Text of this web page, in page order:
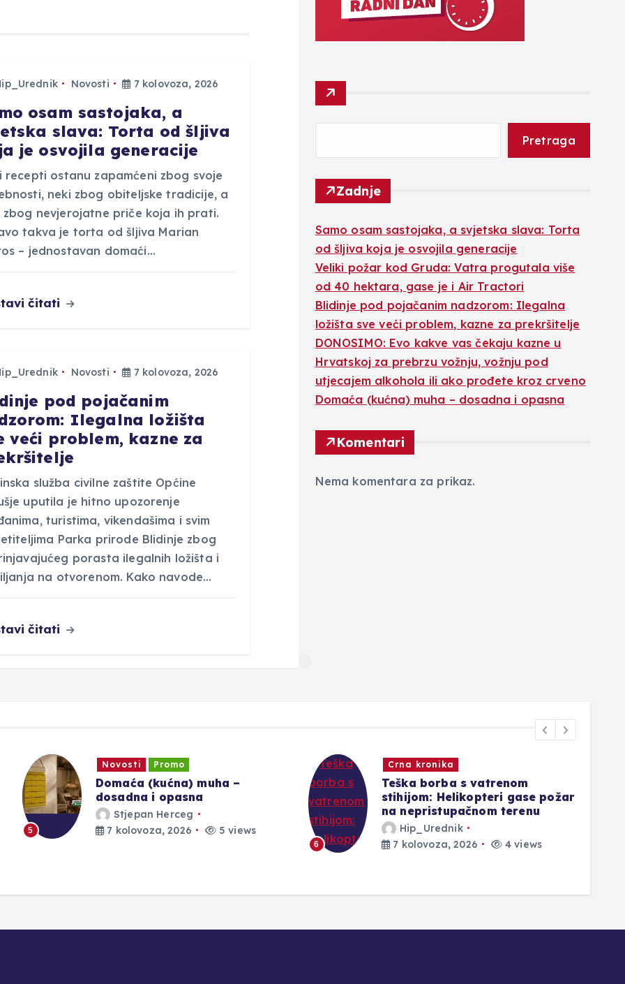
Novosti 7 kolovoza, 2026
osam sastojaka, a
slava: Torta od šljiva
je osvojila generacije
recepti ostanu zapamćeni zbog svoje
neki zbog obiteljske tradicije, a
zbog nevjerojatne priče koja ih prati.
takva je torta od šljiva Marian
– jednostavan domaći…
čitati
Novosti 7 kolovoza, 2026
pod pojačanim
Ilegalna ložišta
veći problem, kazne za
služba civilne zaštite Općine
uputila je hitno upozorenje
turistima, vikendašima i svim
Parka prirode Blidinje zbog
porasta ilegalnih ložišta i
na otvorenom. Kako navode…
čitati
Pretraga
Zadnje
Samo osam sastojaka, a svjetska slava: Torta
od šljiva koja je osvojila generacije
Veliki požar kod Gruda: Vatra progutala više
od 40 hektara, gase je i Air Tractori
Blidinje pod pojačanim nadzorom: Ilegalna
ložišta sve veći problem, kazne za prekršitelje
DONOSIMO: Evo kakve vas čekaju kazne u
Hrvatskoj za prebrzu vožnju, vožnju pod
utjecajem alkohola ili ako prođete kroz crveno
Domaća (kućna) muha – dosadna i opasna
Komentari
Nema komentara za prikaz.
Crna kronika
Teška borba s vatrenom
stihijom: Helikopteri gase požar
na nepristupačnom terenu
Hip_Urednik
1
Novosti
Samo osam sastojaka, a
svjetska slava: Torta od šljiva
koja je osvojila generacije
Hip_Urednik
7 kolovoza, 2026
1 views